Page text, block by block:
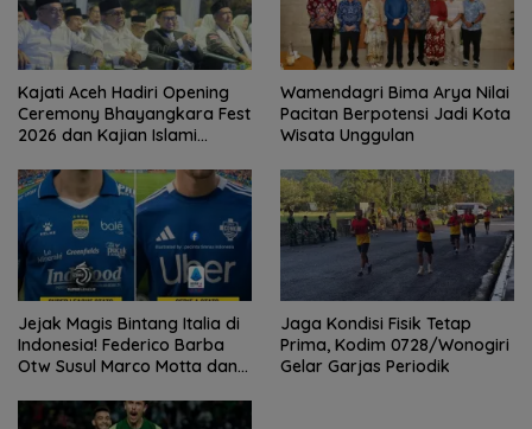
Kajati Aceh Hadiri Opening
Ceremony Bhayangkara Fest
2026 dan Kajian Islami
Adi Hidayat
Wamendagri Bima Arya Nilai
Pacitan Berpotensi Jadi Kota
Wisata Unggulan
Jejak Magis Bintang Italia di
Indonesia! Federico Barba
Otw Susul Marco Motta dan
Trofi?
Jaga Kondisi Fisik Tetap
Prima, Kodim 0728/Wonogiri
Gelar Garjas Periodik